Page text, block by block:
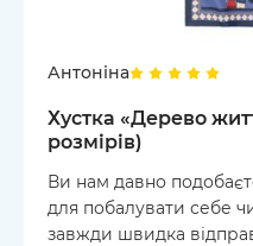
Антоніна
Хустка «Дерево
розмірів)
Ви нам давно
для побалувати себе
завжди швидка